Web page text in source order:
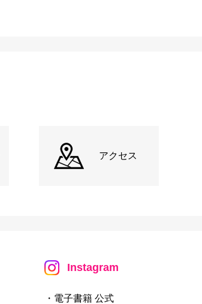
アクセス
Instagram
・電子書籍 公式